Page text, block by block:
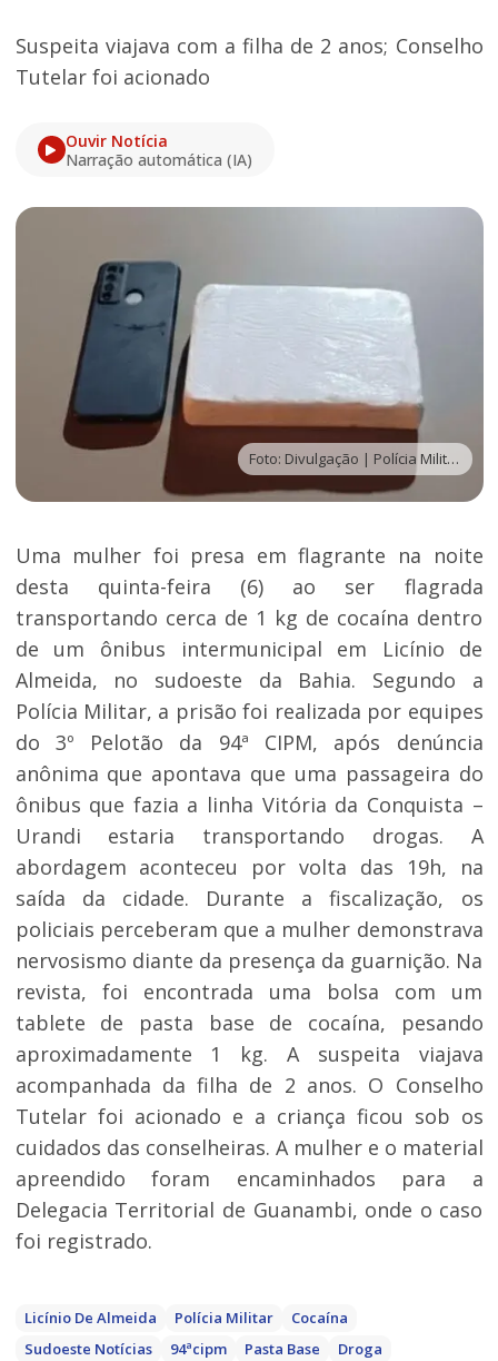
Suspeita viajava com a filha de 2 anos; Conselho
Tutelar foi acionado
Ouvir Notícia
Narração automática (IA)
Foto: Divulgação | Polícia Militar
Uma mulher foi presa em flagrante na noite
desta quinta-feira (6) ao ser flagrada
transportando cerca de 1 kg de cocaína dentro
de um ônibus intermunicipal em Licínio de
Almeida, no sudoeste da Bahia. Segundo a
Polícia Militar, a prisão foi realizada por equipes
do 3º Pelotão da 94ª CIPM, após denúncia
anônima que apontava que uma passageira do
ônibus que fazia a linha Vitória da Conquista –
Urandi estaria transportando drogas. A
abordagem aconteceu por volta das 19h, na
saída da cidade. Durante a fiscalização, os
policiais perceberam que a mulher demonstrava
nervosismo diante da presença da guarnição. Na
revista, foi encontrada uma bolsa com um
tablete de pasta base de cocaína, pesando
aproximadamente 1 kg. A suspeita viajava
acompanhada da filha de 2 anos. O Conselho
Tutelar foi acionado e a criança ficou sob os
cuidados das conselheiras. A mulher e o material
apreendido foram encaminhados para a
Delegacia Territorial de Guanambi, onde o caso
foi registrado.
Licínio De Almeida Polícia Militar
Cocaína
Sudoeste Notícias
94ªcipm Pasta Base Droga